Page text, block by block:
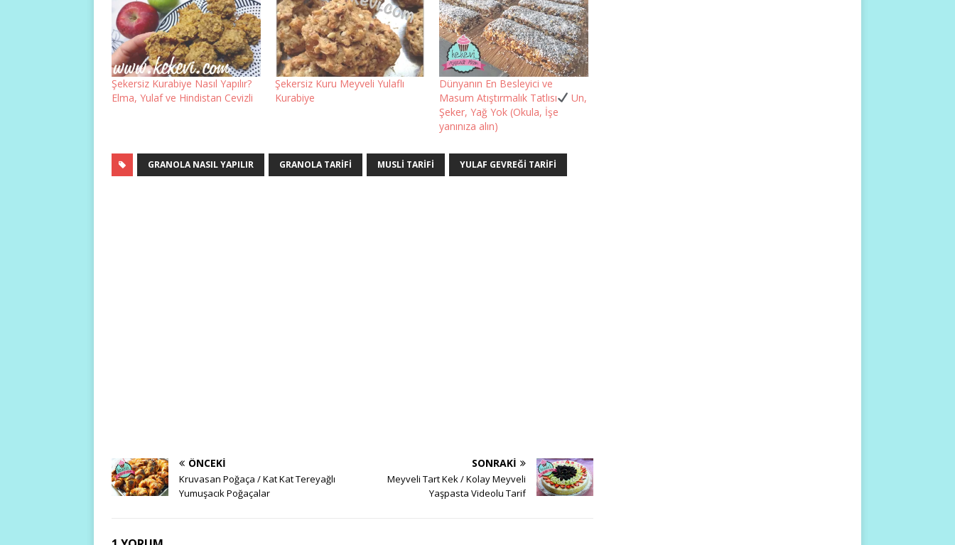
Şekersiz Kurabiye Nasıl Yapılır?
Elma, Yulaf ve Hindistan Cevizli
Şekersiz Kuru Meyveli Yulaflı
Kurabiye
Dünyanın En Besleyici ve
Masum Atıştırmalık Tatlısı
Un,
Şeker, Yağ Yok (Okula, İşe
yanınıza alın)
GRANOLA NASIL YAPILIR GRANOLA TARIFI MUSLI TARIFI YULAF GEVREĞI TARIFI
ÖNCEKI
Kruvasan Poğaça / Kat Kat Tereyağlı
Yumuşacık Poğaçalar
SONRAKI
Meyveli Tart Kek / Kolay Meyveli
Yaşpasta Videolu Tarif